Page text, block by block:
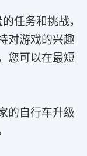
任务和挑战，
对游戏的兴趣
您可以在最短
的自行车升级